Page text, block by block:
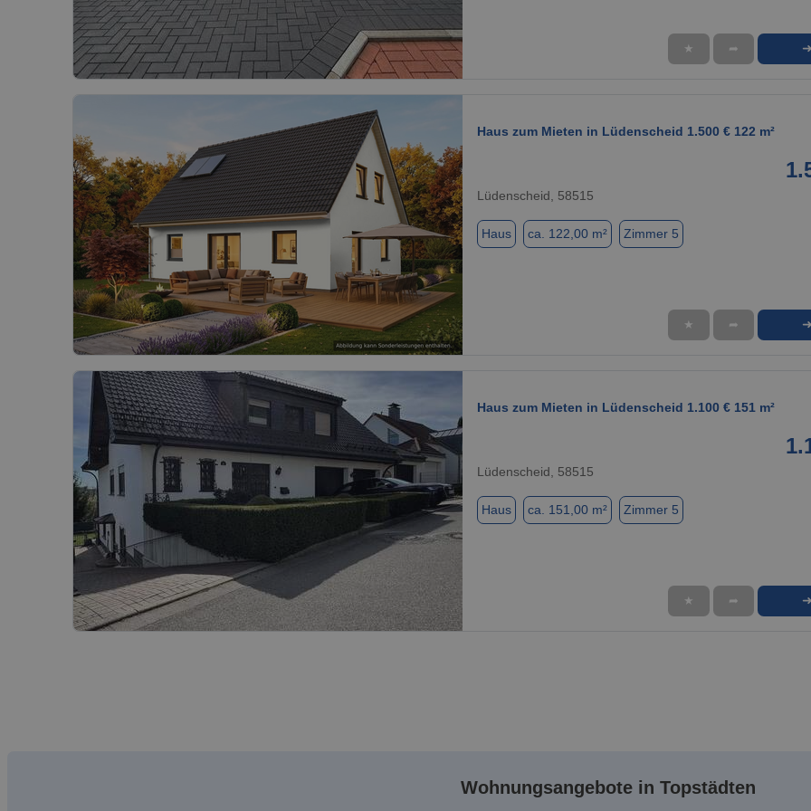
1 / 17
★ ➦ ➜
1 / 1
Haus zum Mieten in Lüdenscheid 1.500 € 122 m²
Lüdenscheid, 58515
Haus ca. 122,00 m² Zimmer 5
★ ➦ ➜
1 / 1
Haus zum Mieten in Lüdenscheid 1.100 € 151 m²
Lüdenscheid, 58515
Haus ca. 151,00 m² Zimmer 5
★ ➦ ➜
Wohnungsangebote in Topstädten